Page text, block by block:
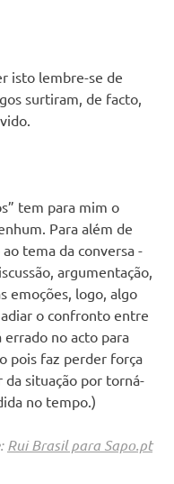
isto lembre-se de
surtiram, de facto,
tem para mim o
Para além de
tema da conversa -
argumentação,
emoções, logo, algo
o confronto entre
errado no acto para
pois faz perder força
da situação por torná-
no tempo.)
Rui Brasil para Sapo.pt